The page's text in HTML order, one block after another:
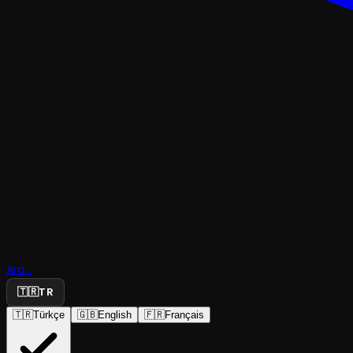
Ara...
🇹🇷TR
🇹🇷Türkçe 🇬🇧English 🇫🇷Français
Goose